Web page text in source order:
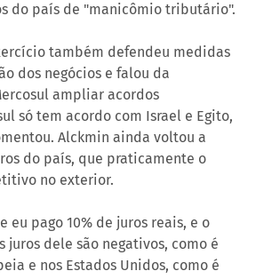
do país de "manicômio tributário".
também defendeu medidas
dos negócios e falou da
ampliar acordos
só tem acordo com Israel e Egito,
Alckmin ainda voltou a
do país, que praticamente o
no exterior.
eu pago 10% de juros reais, e o
juros dele são negativos, como é
e nos Estados Unidos, como é